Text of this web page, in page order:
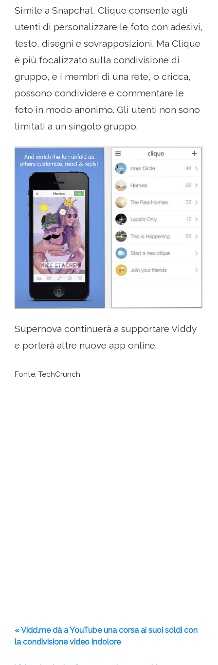
Simile a Snapchat, Clique consente agli
utenti di personalizzare le foto con adesivi,
testo, disegni e sovrapposizioni. Ma Clique
è più focalizzato sulla condivisione di
gruppo, e i membri di una rete, o cricca,
possono condividere e commentare le
foto in modo anonimo. Gli utenti non sono
limitati a un singolo gruppo.
Supernova continuerà a supportare Viddy
e porterà altre nuove app online.
Fonte: TechCrunch
« Vidd.me dà a YouTube una corsa ai suoi soldi con
la condivisione video indolore